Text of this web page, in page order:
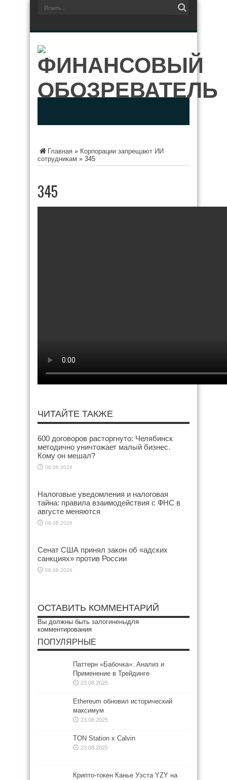
Главная » Корпорации запрещают ИИ
сотрудникам » 345
345
ЧИТАЙТЕ ТАКЖЕ
600 договоров расторгнуто: Челябинск
методично уничтожает малый бизнес.
Кому он мешал?
08.08.2026
Налоговые уведомления и налоговая
тайна: правила взаимодействия с ФНС в
августе меняются
08.08.2026
Сенат США принял закон об «адских
санкциях» против России
08.08.2026
ОСТАВИТЬ КОММЕНТАРИЙ
Вы должны быть залогиненыдля
комментирования
ПОПУЛЯРНЫЕ
Паттерн «Бабочка»: Анализ и
Применение в Трейдинге
23.08.2025
Ethereum обновил исторический
максимум
23.08.2025
TON Station x Calvin
23.08.2025
Крипто-токен Канье Уэста YZY на